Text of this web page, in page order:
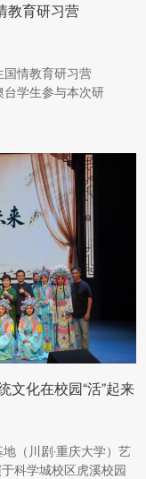
教育研习营
情教育研习营
学生参与本次研
世界文化遗产保
路径。
文化在校园“活”起来
（川剧·重庆大学）艺
科学城校区虎溪校园